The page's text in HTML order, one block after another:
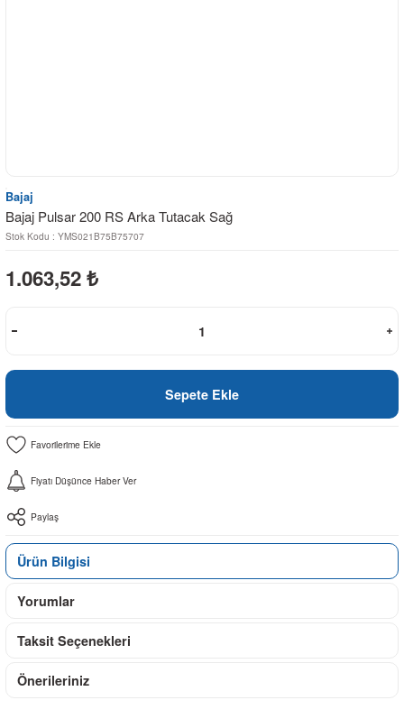
Bajaj
Bajaj Pulsar 200 RS Arka Tutacak Sağ
Stok Kodu : YMS021B75B75707
1.063,52 ₺
Sepete Ekle
Fiyatı Düşünce Haber Ver
Paylaş
Ürün Bilgisi
Yorumlar
Taksit Seçenekleri
Önerileriniz